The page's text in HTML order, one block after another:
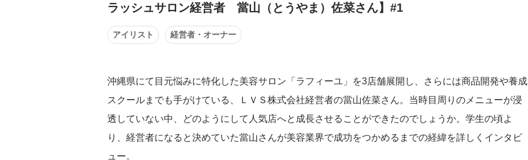
ラッシュサロン経営者 當山（とうやま）佐菜さん】#1
アイリスト 経営者・オーナー
沖縄県にて目元悩みに特化した美容サロン「ラフィーユ」を3店舗展開し、さらには商品開発や養成
スクールまでも手がけている、ＬＶＳ株式会社経営者の當山佐菜さん。当時目周りのメニューが浸
透していない中、どのようにして人気店へと成長させることができたのでしょうか。学生の頃よ
り、経営者になると決めていた當山さんが美容業界で成功をつかめるまでの経緯を詳しくインタビ
ュー。